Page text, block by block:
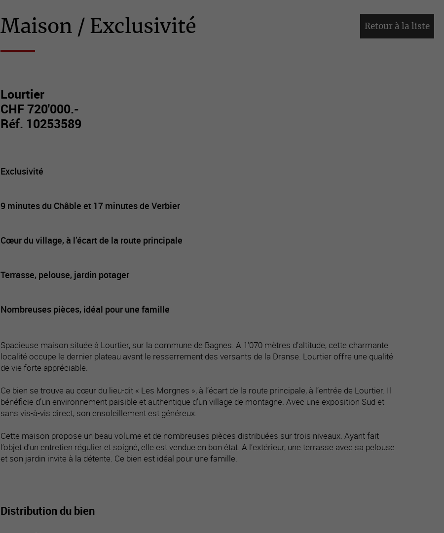
Retour à la liste
Maison / Exclusivité
Lourtier
CHF 720'000.-
Réf. 10253589
Exclusivité
9 minutes du Châble et 17 minutes de Verbier
Cœur du village, à l’écart de la route principale
Terrasse, pelouse, jardin potager
Nombreuses pièces, idéal pour une famille
Spacieuse maison située à Lourtier, sur la commune de Bagnes. A 1'070 mètres d’altitude, cette charmante
localité occupe le dernier plateau avant le resserrement des versants de la Dranse. Lourtier offre une qualité
de vie forte appréciable.
Ce bien se trouve au cœur du lieu-dit « Les Morgnes », à l’écart de la route principale, à l’entrée de Lourtier. Il
bénéficie d’un environnement paisible et authentique d’un village de montagne. Avec une exposition Sud et
sans vis-à-vis direct, son ensoleillement est généreux.
Cette maison propose un beau volume et de nombreuses pièces distribuées sur trois niveaux. Ayant fait
l’objet d’un entretien régulier et soigné, elle est vendue en bon état. A l’extérieur, une terrasse avec sa pelouse
et son jardin invite à la détente. Ce bien est idéal pour une famille.
Distribution du bien